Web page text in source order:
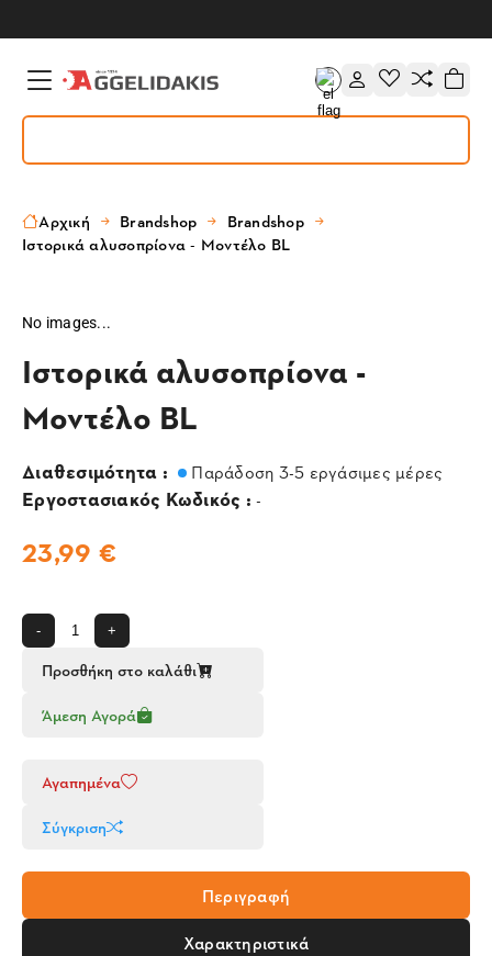
Αρχική Brandshop
Brandshop
Ιστορικά αλυσοπρίονα - Μοντέλο BL
No images...
Ιστορικά αλυσοπρίονα -
Μοντέλο BL
Διαθεσιμότητα : Παράδοση 3-5 εργάσιμες μέρες
Εργοστασιακός Κωδικός : -
23,99 €
- +
Προσθήκη στο καλάθι
Άμεση Αγορά
Αγαπημένα
Σύγκριση
Περιγραφή
Χαρακτηριστικά